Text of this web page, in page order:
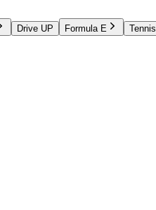
Drive UP Formula E Tennis